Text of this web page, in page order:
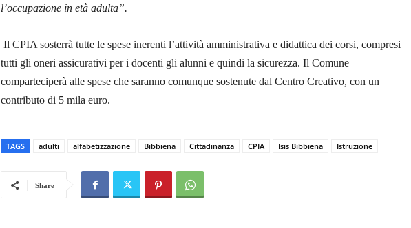
l’occupazione in età adulta”.
Il CPIA sosterrà tutte le spese inerenti l’attività amministrativa e didattica dei corsi, compresi
tutti gli oneri assicurativi per i docenti gli alunni e quindi la sicurezza. Il Comune
comparteciperà alle spese che saranno comunque sostenute dal Centro Creativo, con un
contributo di 5 mila euro.
TAGS adulti alfabetizzazione Bibbiena Cittadinanza CPIA Isis Bibbiena Istruzione
Share